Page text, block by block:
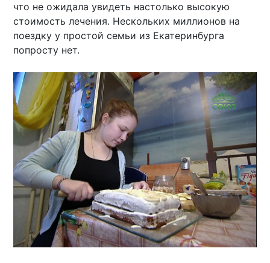
что не ожидала увидеть настолько высокую
стоимость лечения. Нескольких миллионов на
поездку у простой семьи из Екатеринбурга
попросту нет.